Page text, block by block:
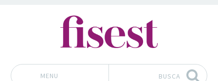
MENU BUSCA